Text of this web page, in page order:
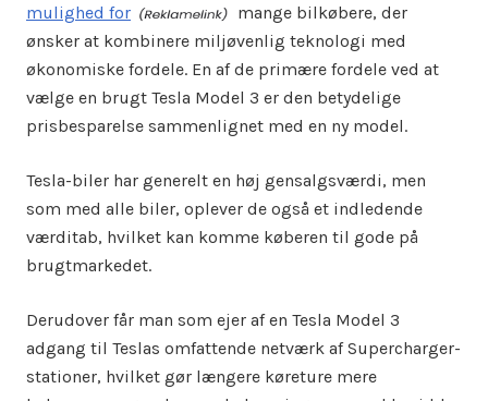
mulighed for
mange bilkøbere, der
ønsker at kombinere miljøvenlig teknologi med
økonomiske fordele. En af de primære fordele ved at
vælge en brugt Tesla Model 3 er den betydelige
prisbesparelse sammenlignet med en ny model.
Tesla-biler har generelt en høj gensalgsværdi, men
som med alle biler, oplever de også et indledende
værditab, hvilket kan komme køberen til gode på
brugtmarkedet.
Derudover får man som ejer af en Tesla Model 3
adgang til Teslas omfattende netværk af Supercharger-
stationer, hvilket gør længere køreture mere